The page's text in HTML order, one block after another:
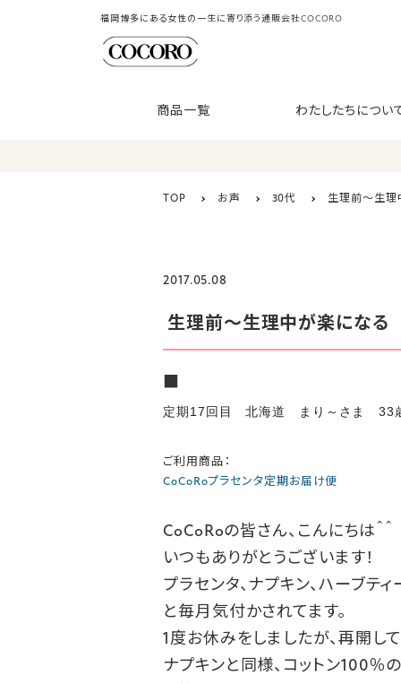
福岡博多にある女性の一生に寄り添う通販会社COCORO
商品一覧 わたしたちについ
TOP お声 30代 生理前～生理
2017.05.08
生理前～生理中が楽になる
■
定期17回目 北海道 まり～さま 33
ご利用商品：
CoCoRoプラセンタ定期お届け便
CoCoRoの皆さん、こんにちは＾＾
いつもありがとうございます！
プラセンタ、ナプキン、ハーブテ
と毎月気付かされてます。
1度お休みをしましたが、再開し
ナプキンと同様、コットン100％